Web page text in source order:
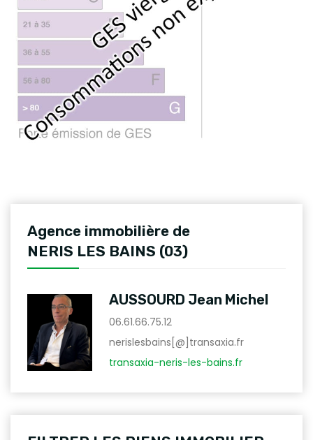
Agence immobilière de
NERIS LES BAINS (03)
AUSSOURD Jean Michel
06.61.66.75.12
nerislesbains[@]transaxia.fr
transaxia-neris-les-bains.fr